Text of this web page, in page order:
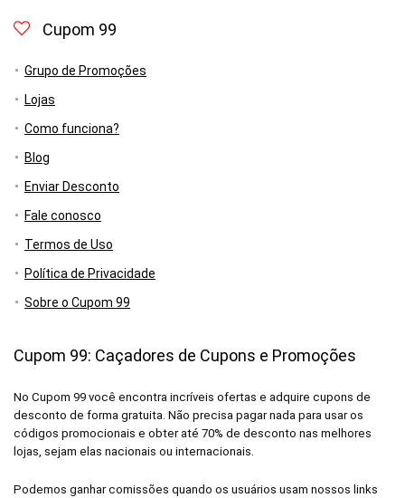
Cupom 99
Grupo de Promoções
Lojas
Como funciona?
Blog
Enviar Desconto
Fale conosco
Termos de Uso
Política de Privacidade
Sobre o Cupom 99
Cupom 99: Caçadores de Cupons e Promoções
No Cupom 99 você encontra incríveis ofertas e adquire cupons de
desconto de forma gratuita. Não precisa pagar nada para usar os
códigos promocionais e obter até 70% de desconto nas melhores
lojas, sejam elas nacionais ou internacionais.
Podemos ganhar comissões quando os usuários usam nossos links